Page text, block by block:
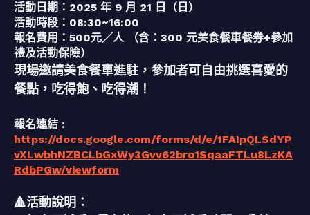
活動日期：2025 年 9 月 21 日（日）
活動時段：08:30~16:00
報名費用：500元／人 （含：300 元美食餐車餐券+參加
禮及活動保險）
現場邀請美食餐車進駐，參加者可自由挑選喜愛的
餐點，吃得飽、吃得潮！
報名連結 :
https://docs.google.com/forms/d/e/1FAIpQLSdYP
vXLwbhNZBCLbGxWy3Gvv62bro1SqaaFTLu8LzKA
RdbPGw/viewform
🔺活動說明：